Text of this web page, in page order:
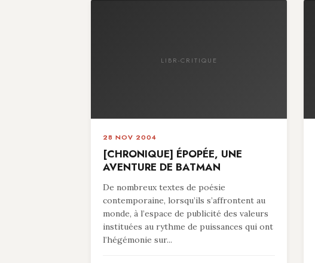
LIBR-CRITIQUE
28 NOV 2004
[CHRONIQUE] ÉPOPÉE, UNE
AVENTURE DE BATMAN
De nombreux textes de poésie
contemporaine, lorsqu’ils s’affrontent au
monde, à l’espace de publicité des valeurs
instituées au rythme de puissances qui ont
l’hégémonie sur...